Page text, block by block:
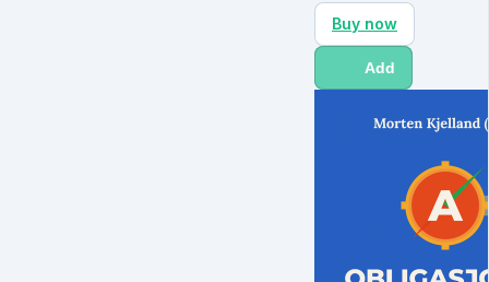
Buy now
Add